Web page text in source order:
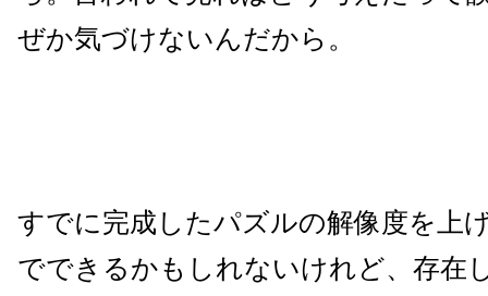
ぜか気づけないんだから。
すでに完成したパズルの解像度を上
でできるかもしれないけれど、存在